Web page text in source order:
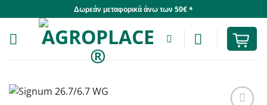
to
content
Δωρεάν μεταφορικά άνω των 50€ *